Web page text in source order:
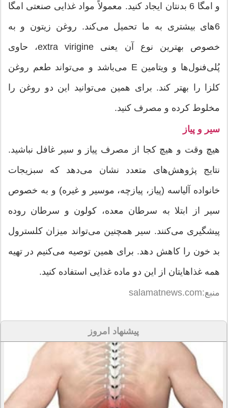
و امگا 6 بدنتان ایجاد کنید. معمولاً مواد غذایی صنعتی امگا
6‌های بیشتری به ما تحمیل می‌کند. روغن زیتون و به
خصوص بهترین نوع آن یعنی extra virigine، حاوی
پُلی‌فنول‌ها و ویتامین E می‌باشد و می‌تواند طعم روغن
کلزا را بهتر کند. برای همین می‌توانید این دو روغن را
مخلوط کرده و مصرف کنید.
سیر و پیاز
هیچ وقت و هیچ کجا از مصرف پیاز و سیر غافل نباشید.
نتایج پژوهش‌های متعدد نشان می‌دهد که سبزیجات
خانواده آلیاسه (پیاز، پیازچه، موسیر و غیره) و به خصوص
سیر از ابتلا به سرطان معده، کولون و سرطان روده
پیشگیری می‌کنند. سیر همچنین می‌تواند میزان کلسترول
بد خون را کاهش دهد. برای همین توصیه می‌کنیم در تهیه‌
همه‌ غذاهایتان از این دو ماده‌ غذایی استفاده کنید.
منبع:salamatnews.com
پیشنهاد امروز